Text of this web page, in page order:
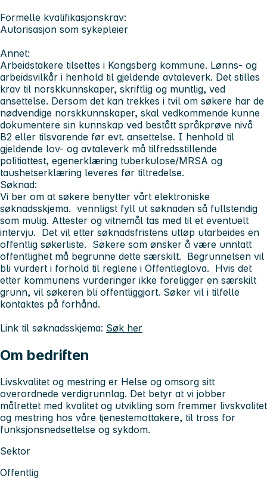
Formelle kvalifikasjonskrav:
Autorisasjon som sykepleier
Annet:
Arbeidstakere tilsettes i Kongsberg kommune. Lønns- og
arbeidsvilkår i henhold til gjeldende avtaleverk. Det stilles
krav til norskkunnskaper, skriftlig og muntlig, ved
ansettelse. Dersom det kan trekkes i tvil om søkere har de
nødvendige norskkunnskaper, skal vedkommende kunne
dokumentere sin kunnskap ved bestått språkprøve nivå
B2 eller tilsvarende før evt. ansettelse. I henhold til
gjeldende lov- og avtaleverk må tilfredsstillende
politiattest, egenerklæring tuberkulose/MRSA og
taushetserklæring leveres før tiltredelse.
Søknad:
Vi ber om at søkere benytter vårt elektroniske
søknadsskjema. vennligst fyll ut søknaden så fullstendig
som mulig. Attester og vitnemål tas med til et eventuelt
intervju. Det vil etter søknadsfristens utløp utarbeides en
offentlig søkerliste. Søkere som ønsker å være unntatt
offentlighet må begrunne dette særskilt. Begrunnelsen vil
bli vurdert i forhold til reglene i Offentleglova. Hvis det
etter kommunens vurderinger ikke foreligger en særskilt
grunn, vil søkeren bli offentliggjort. Søker vil i tilfelle
kontaktes på forhånd.
Link til søknadsskjema: Søk her
Om bedriften
Livskvalitet og mestring er Helse og omsorg sitt
overordnede verdigrunnlag. Det betyr at vi jobber
målrettet med kvalitet og utvikling som fremmer livskvalitet
og mestring hos våre tjenestemottakere, til tross for
funksjonsnedsettelse og sykdom.
Sektor
Offentlig